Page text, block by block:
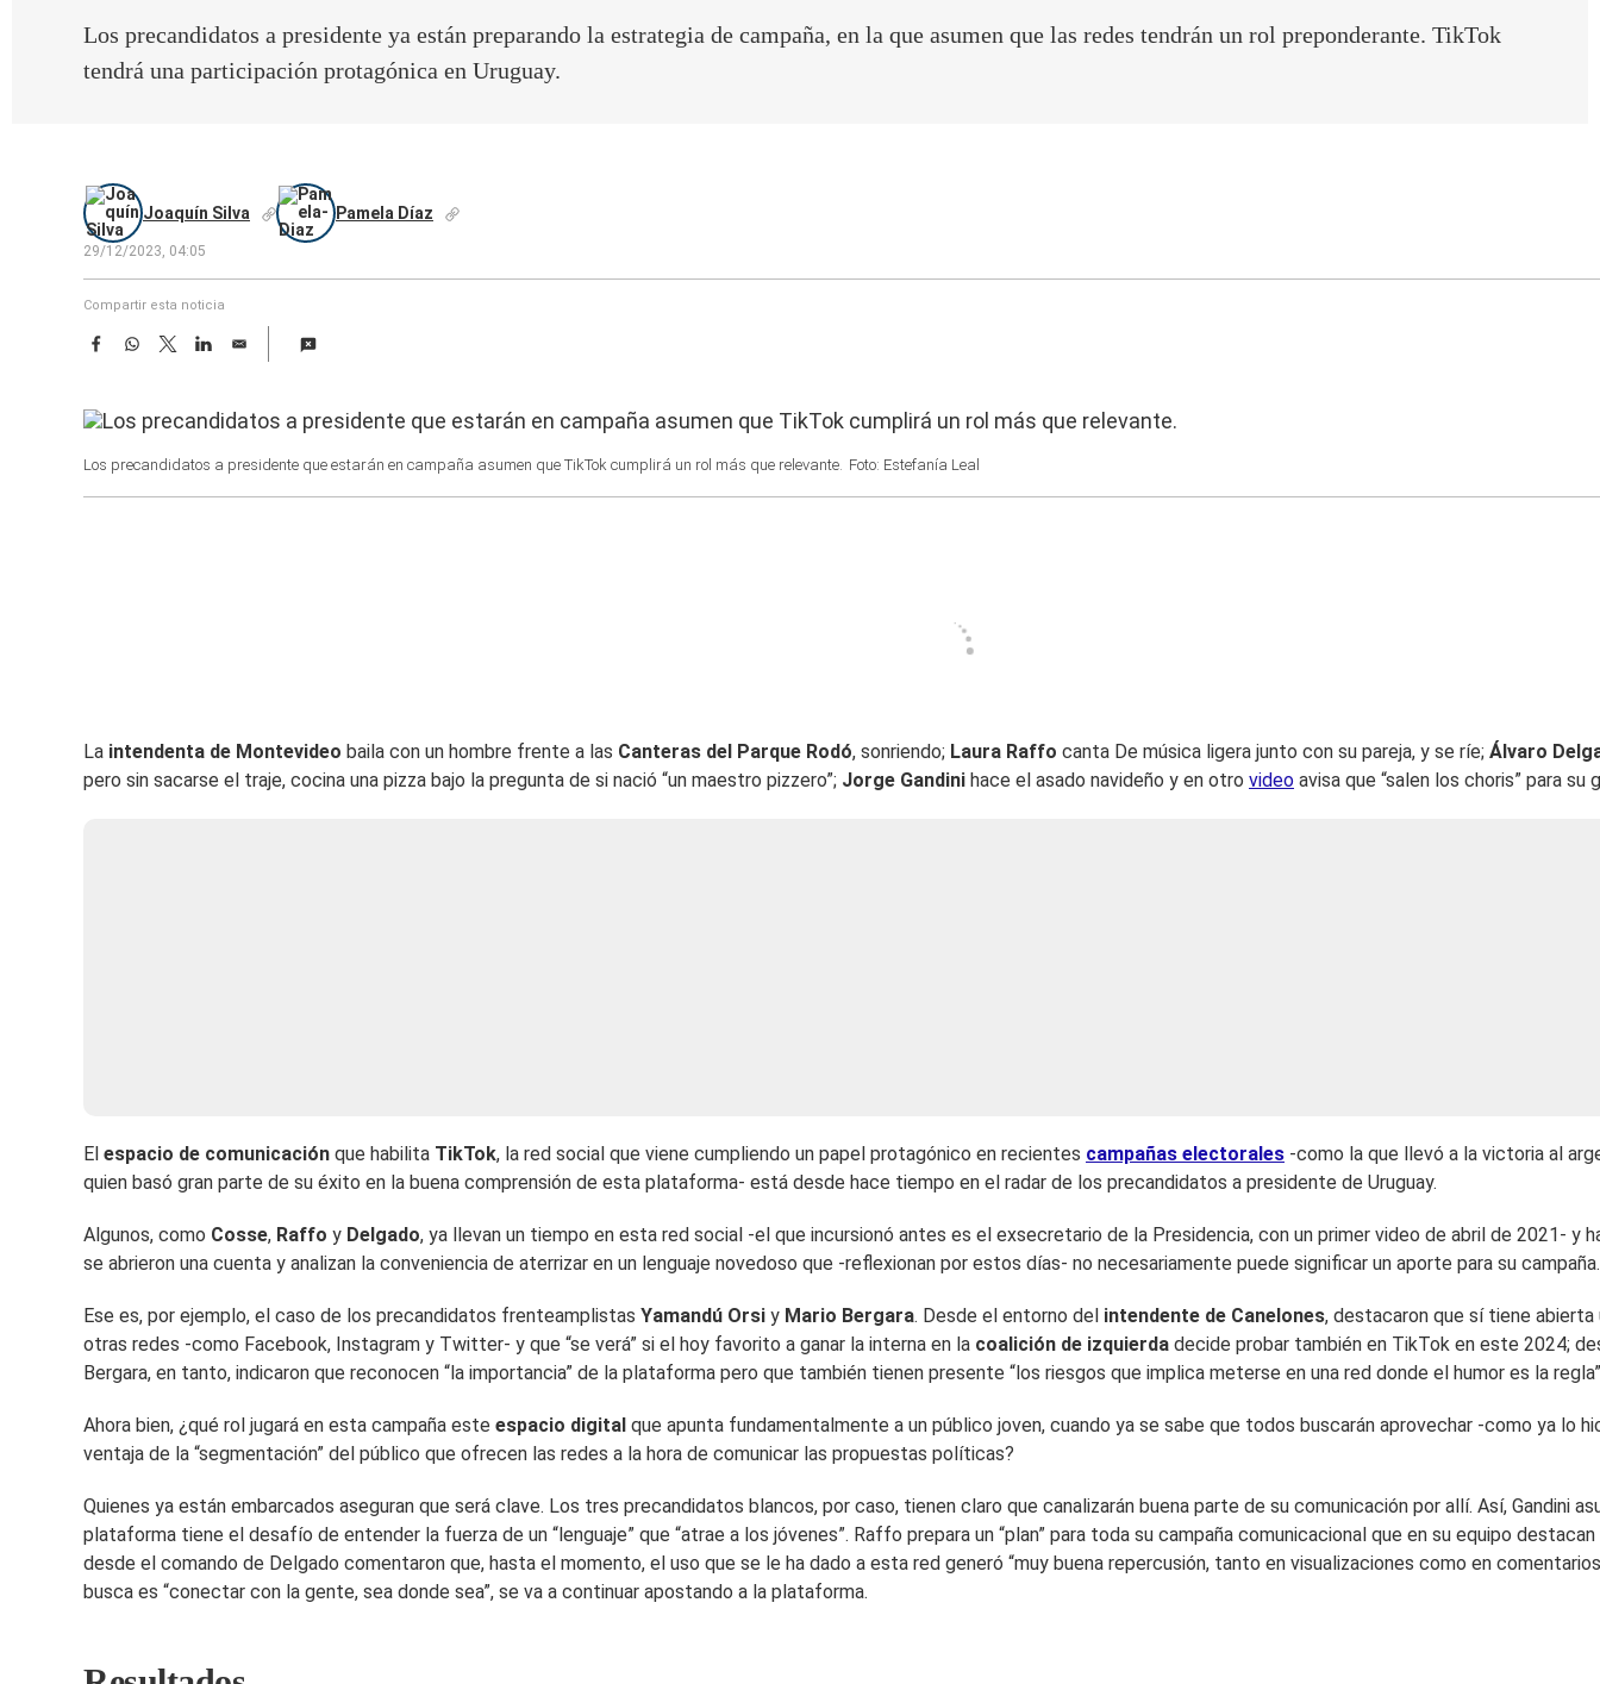
Los precandidatos a presidente ya están preparando la estrategia de campaña, en la que asumen que las redes tendrán un rol preponderante. TikTok
tendrá una participación protagónica en Uruguay.
Joaquín Silva Pamela Díaz
29/12/2023, 04:05
Compartir esta noticia
F
e
b
k
W
s
p
T
w
t
e
L
k
e
n
E
l
Los precandidatos a presidente que estarán en campaña asumen que TikTok cumplirá un rol más que relevante. Foto: Estefanía Leal
La intendenta de Montevideo baila con un hombre frente a las Canteras del Parque Rodó, sonriendo; Laura Raffo canta De música ligera junto con su pareja, y se ríe; Álvaro
pero sin sacarse el traje, cocina una pizza bajo la pregunta de si nació “un maestro pizzero”; Jorge Gandini hace el asado navideño y en otro video avisa que “salen los choris” para su
El espacio de comunicación que habilita TikTok, la red social que viene cumpliendo un papel protagónico en recientes campañas electorales -como la que llevó a la victoria al
quien basó gran parte de su éxito en la buena comprensión de esta plataforma- está desde hace tiempo en el radar de los precandidatos a presidente de Uruguay.
Algunos, como Cosse, Raffo y Delgado, ya llevan un tiempo en esta red social -el que incursionó antes es el exsecretario de la Presidencia, con un primer video de abril de 2021- y
se abrieron una cuenta y analizan la conveniencia de aterrizar en un lenguaje novedoso que -reflexionan por estos días- no necesariamente puede significar un aporte para su campaña.
Ese es, por ejemplo, el caso de los precandidatos frenteamplistas Yamandú Orsi y Mario Bergara. Desde el entorno del intendente de Canelones, destacaron que sí tiene abierta
otras redes -como Facebook, Instagram y Twitter- y que “se verá” si el hoy favorito a ganar la interna en la coalición de izquierda decide probar también en TikTok en este 2024;
Bergara, en tanto, indicaron que reconocen “la importancia” de la plataforma pero que también tienen presente “los riesgos que implica meterse en una red donde el humor es la
Ahora bien, ¿qué rol jugará en esta campaña este espacio digital que apunta fundamentalmente a un público joven, cuando ya se sabe que todos buscarán aprovechar -como ya lo
ventaja de la “segmentación” del público que ofrecen las redes a la hora de comunicar las propuestas políticas?
Quienes ya están embarcados aseguran que será clave. Los tres precandidatos blancos, por caso, tienen claro que canalizarán buena parte de su comunicación por allí. Así, Gandini
plataforma tiene el desafío de entender la fuerza de un “lenguaje” que “atrae a los jóvenes”. Raffo prepara un “plan” para toda su campaña comunicacional que en su equipo destacan
desde el comando de Delgado comentaron que, hasta el momento, el uso que se le ha dado a esta red generó “muy buena repercusión, tanto en visualizaciones como en
busca es “conectar con la gente, sea donde sea”, se va a continuar apostando a la plataforma.